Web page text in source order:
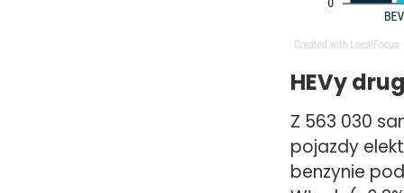
HEVy
Z 563 030
pojazdy
benzynie